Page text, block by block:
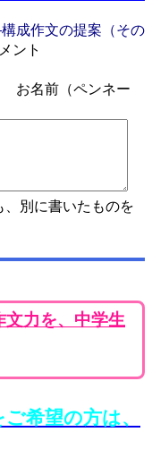
成作文の提案（その
ント
お名前（ペンネー
別に書いたものを
力を、中学生
希望の方は、